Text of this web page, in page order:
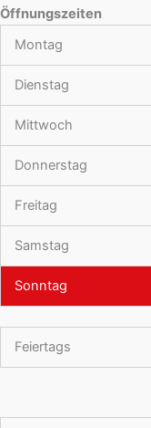
Öffnungszeiten
Montag
Dienstag
Mittwoch
Donnerstag
Freitag
Samstag
Sonntag
Feiertags